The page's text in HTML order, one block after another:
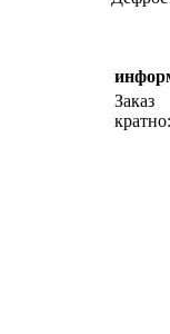
Заказ
кратно: